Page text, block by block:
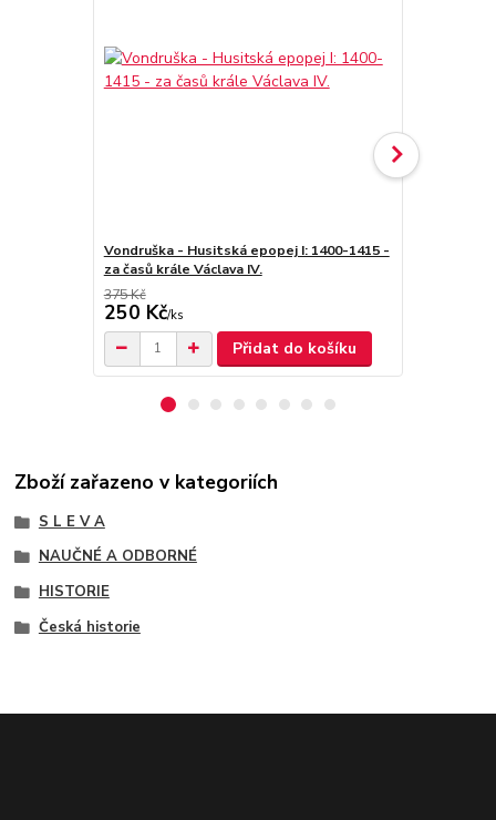
Vondruška - Husitská epopej I: 1400-1415 -
za časů krále Václava IV.
375 Kč
250 Kč/ks
Přidat do košíku
Zboží zařazeno v kategoriích
S L E V A
NAUČNÉ A ODBORNÉ
HISTORIE
Česká historie